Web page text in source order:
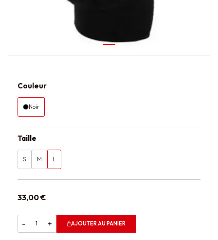
Couleur
Noir
Taille
S M L
33,00 €
- + AJOUTER AU PANIER